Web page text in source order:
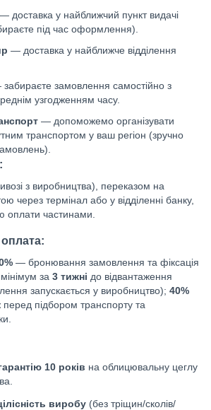
— доставка у найближчий пункт видачі
під час оформлення).
— доставка у найближче відділення
замовлення самостійно з
узгодженням часу.
— допоможемо організувати
транспортом у ваш регіон (зручно
з виробництва), переказом на
через термінал або у відділенні банку,
оплати частинами.
— бронювання замовлення та фіксація
за 3 тижні до відвантаження
запускається у виробництво); 40%
підбором транспорту та
10 років на облицювальну цеглу
виробу (без тріщин/сколів/